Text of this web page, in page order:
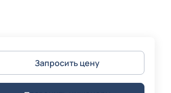
Запросить цену